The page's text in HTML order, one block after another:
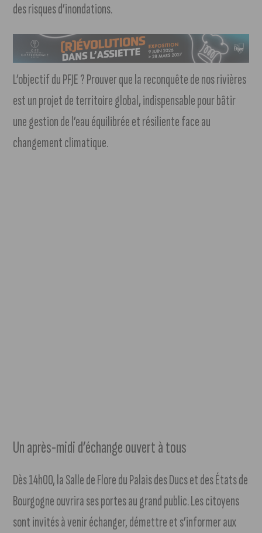
des risques d’inondations.
L’objectif du PFJE ? Prouver que la reconquête de nos rivières
est un projet de territoire global, indispensable pour bâtir
une gestion de l’eau équilibrée et résiliente face au
changement climatique.
Un après-midi d’échange ouvert à tous
Dès 14h00, la Salle de Flore du Palais des Ducs et des États de
Bourgogne ouvrira ses portes au grand public. Les citoyens
sont invités à venir échanger, démettre et s’informer aux